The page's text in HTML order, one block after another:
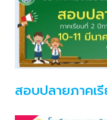
สอบปลายภาคเ